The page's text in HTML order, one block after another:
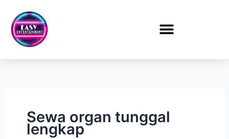
konten
Sewa organ tunggal
lengkap